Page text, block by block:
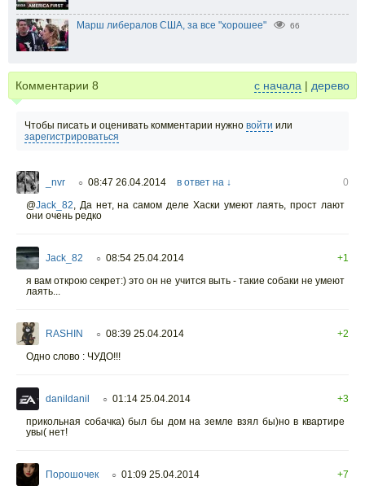
Марш либералов США, за все "хорошее" 66
Комментарии 8 с начала | дерево
Чтобы писать и оценивать комментарии нужно войти или
зарегистрироваться
_nvr ○ 08:47 26.04.2014 в ответ на ↓
0
@Jack_82
Да нет, на самом деле Хаски умеют лаять, прост лают
они очень редко
Jack_82 ○ 08:54 25.04.2014
+1
я вам открою секрет:) это он не учится выть - такие собаки не умеют
лаять...
RASHIN ○ 08:39 25.04.2014
+2
Одно слово : ЧУДО!!!
danildanil ○ 01:14 25.04.2014
+3
прикольная собачка) был бы дом на земле взял бы)но в квартире
увы( нет!
Порошочек ○ 01:09 25.04.2014
+7